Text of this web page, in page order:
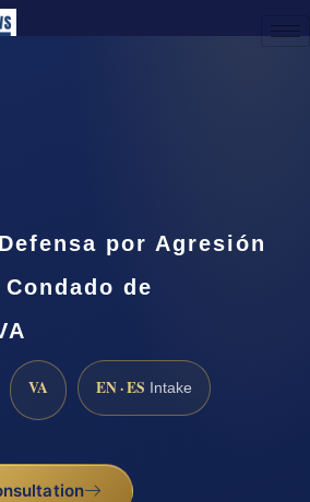
por Agresión
de
VA EN · ES Intake